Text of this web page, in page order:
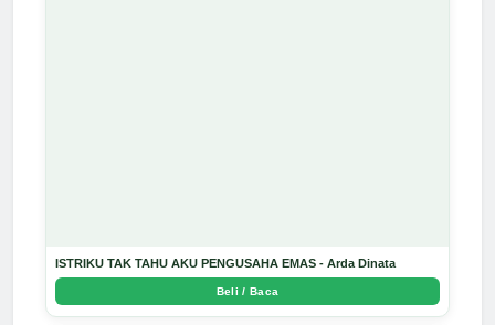
ISTRIKU TAK TAHU AKU PENGUSAHA EMAS - Arda Dinata
Beli / Baca